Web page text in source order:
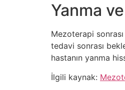
Yanma
Mezoterapi
tedavi sonrası
hastanın yanma
İlgili kaynak: